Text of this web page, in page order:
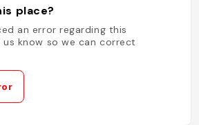
place?
an error regarding this
know so we can correct